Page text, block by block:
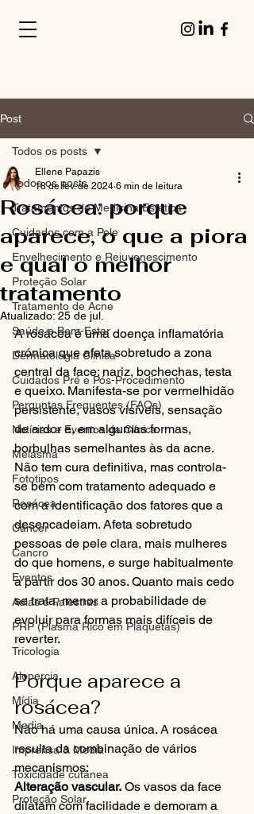
Post
Todos os posts
Tratamentos de Medicina Estética
Cuidados com a Pele
Envelhecimento e Rejuvenescimento
Proteção Solar
Tratamento de Acne
Saúde e Bem-Estar
Dermatologia Clínica
Cuidados Pré e Pós-Procedimento
Perguntas Frequentes (FAQs)
Notícias e Eventos da Clínica
Melasma
Fototipos
Rosácea
Câncer
Cancro
Eventos
Aulas e Palestras
PRP (Plasma Rico em Plaquetas)
Tricologia
Alopercia
Mídia
Media
Imprensa & Media
Toxicidade cutânea
Proteção Solar
Todos os posts
Rosácea: porque
aparece, o que a piora
e qual o melhor
tratamento
Ellene Papazis
18 de fev. de 2024 6 min de leitura
Atualizado: 25 de jul.
A rosácea é uma doença inflamatória
crónica que afeta sobretudo a zona
central da face: nariz, bochechas, testa
e queixo. Manifesta-se por vermelhidão
persistente, vasos visíveis, sensação
de ardor e, em algumas formas,
borbulhas semelhantes às da acne.
Não tem cura definitiva, mas controla-
se bem com tratamento adequado e
com a identificação dos fatores que a
desencadeiam. Afeta sobretudo
pessoas de pele clara, mais mulheres
do que homens, e surge habitualmente
a partir dos 30 anos. Quanto mais cedo
se trata, menor a probabilidade de
evoluir para formas mais difíceis de
reverter.
Porque aparece a
rosácea?
Não há uma causa única. A rosácea
resulta da combinação de vários
mecanismos:
Alteração vascular. Os vasos da face
dilatam com facilidade e demoram a